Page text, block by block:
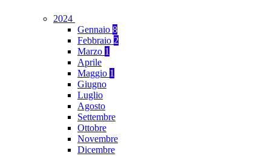
2024
Gennaio 8
Febbraio 2
Marzo 1
Aprile
Maggio 1
Giugno
Luglio
Agosto
Settembre
Ottobre
Novembre
Dicembre